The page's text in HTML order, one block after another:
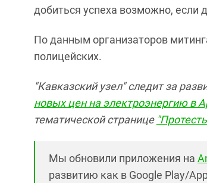
добиться успеха возможно, если
По данным организаторов
полицейских.
"Кавказский узел" следит за
новых цен на электроэнергию в
тематической странице
Мы обновили приложения на
развитию как в Google Play/